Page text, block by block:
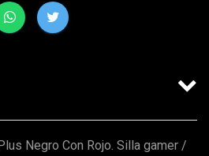
Negro Con Rojo. Silla gamer /